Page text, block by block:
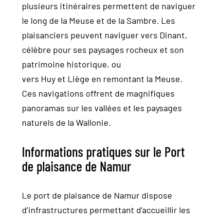
plusieurs itinéraires permettent de naviguer
le long de la Meuse et de la Sambre. Les
plaisanciers peuvent naviguer vers Dinant,
célèbre pour ses paysages rocheux et son
patrimoine historique, ou
vers Huy et Liège en remontant la Meuse.
Ces navigations offrent de magnifiques
panoramas sur les vallées et les paysages
naturels de la Wallonie.
Informations pratiques sur le Port
de plaisance de Namur
Le port de plaisance de Namur dispose
d’infrastructures permettant d’accueillir les